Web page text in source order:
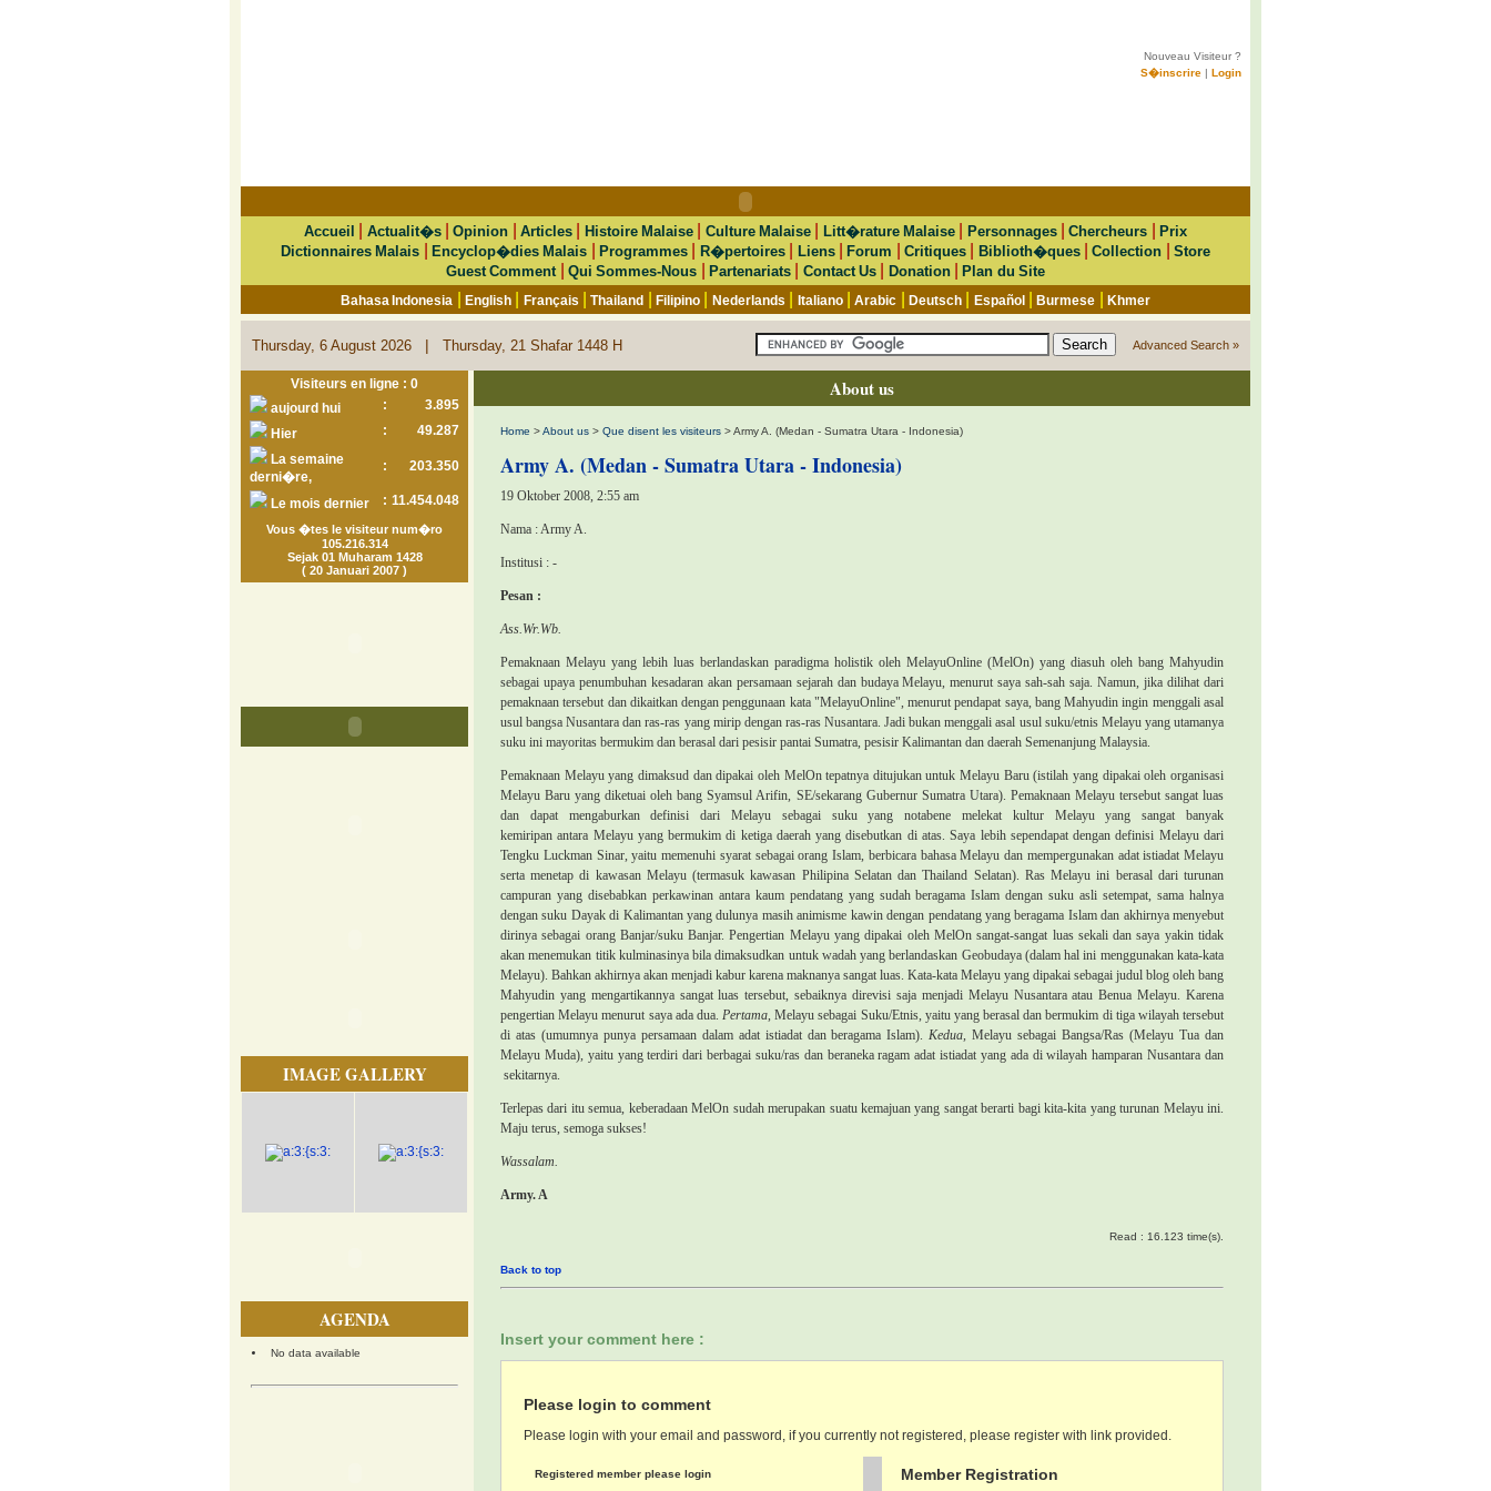
Nouveau Visiteur ?
S�inscrire | Login
Accueil Actualit�s|Opinion Articles| Histoire Malaise| Culture Malaise Litt�rature Malaise Personnages|Chercheurs |Prix
Dictionnaires Malais |Encyclop�dies Malais |Programmes R�pertoires| Liens|Forum Critiques| Biblioth�ques|Collection
Store
Guest Comment
Qui Sommes-Nous Partenariats Contact Us Donation|Plan du Site
Bahasa Indonesia |English Français |Thailand |Filipino Nederlands Italiano|Arabic Deutsch| Español|Burmese Khmer
Thursday, 6 August 2026 | Thursday, 21 Shafar 1448 H Advanced Search »
Visiteurs en ligne : 0
aujourd hui
:
3.895
Hier
:
49.287
La semaine
derni�re,
: 203.350
Le mois dernier : 11.454.048
Vous �tes le visiteur num�ro
105.216.314
Sejak 01 Muharam 1428
( 20 Januari 2007 )
IMAGE GALLERY
AGENDA
No data available
About us
Home >About us > Que disent les visiteurs > Army A. (Medan - Sumatra Utara - Indonesia)
Army A. (Medan - Sumatra Utara - Indonesia)
19 Oktober 2008, 2:55 am
Nama : Army A.
Institusi : -
Pesan :
Ass.Wr.Wb.
Pemaknaan Melayu yang lebih luas berlandaskan paradigma holistik oleh MelayuOnline (MelOn) yang diasuh oleh bang Mahyudin
sebagai upaya penumbuhan kesadaran akan persamaan sejarah dan budaya Melayu, menurut saya sah-sah saja. Namun, jika dilihat dari
pemaknaan tersebut dan dikaitkan dengan penggunaan kata "MelayuOnline", menurut pendapat saya, bang Mahyudin ingin menggali asal
usul bangsa Nusantara dan ras-ras yang mirip dengan ras-ras Nusantara. Jadi bukan menggali asal usul suku/etnis Melayu yang utamanya
suku ini mayoritas bermukim dan berasal dari pesisir pantai Sumatra, pesisir Kalimantan dan daerah Semenanjung Malaysia.
Pemaknaan Melayu yang dimaksud dan dipakai oleh MelOn tepatnya ditujukan untuk Melayu Baru (istilah yang dipakai oleh organisasi
Melayu Baru yang diketuai oleh bang Syamsul Arifin, SE/sekarang Gubernur Sumatra Utara). Pemaknaan Melayu tersebut sangat luas
dan dapat mengaburkan definisi dari Melayu sebagai suku yang notabene melekat kultur Melayu yang sangat banyak
kemiripan antara Melayu yang bermukim di ketiga daerah yang disebutkan di atas. Saya lebih sependapat dengan definisi Melayu dari
Tengku Luckman Sinar, yaitu memenuhi syarat sebagai orang Islam, berbicara bahasa Melayu dan mempergunakan adat istiadat Melayu
serta menetap di kawasan Melayu (termasuk kawasan Philipina Selatan dan Thailand Selatan). Ras Melayu ini berasal dari turunan
campuran yang disebabkan perkawinan antara kaum pendatang yang sudah beragama Islam dengan suku asli setempat, sama halnya
dengan suku Dayak di Kalimantan yang dulunya masih animisme kawin dengan pendatang yang beragama Islam dan akhirnya menyebut
dirinya sebagai orang Banjar/suku Banjar. Pengertian Melayu yang dipakai oleh MelOn sangat-sangat luas sekali dan saya yakin tidak
akan menemukan titik kulminasinya bila dimaksudkan untuk wadah yang berlandaskan Geobudaya (dalam hal ini menggunakan kata-kata
Melayu). Bahkan akhirnya akan menjadi kabur karena maknanya sangat luas. Kata-kata Melayu yang dipakai sebagai judul blog oleh bang
Mahyudin yang mengartikannya sangat luas tersebut, sebaiknya direvisi saja menjadi Melayu Nusantara atau Benua Melayu. Karena
pengertian Melayu menurut saya ada dua. Pertama, Melayu sebagai Suku/Etnis, yaitu yang berasal dan bermukim di tiga wilayah tersebut
di atas (umumnya punya persamaan dalam adat istiadat dan beragama Islam).Kedua, Melayu sebagai Bangsa/Ras (Melayu Tua dan
Melayu Muda), yaitu yang terdiri dari berbagai suku/ras dan beraneka ragam adat istiadat yang ada di wilayah hamparan Nusantara dan
sekitarnya.
Terlepas dari itu semua, keberadaan MelOn sudah merupakan suatu kemajuan yang sangat berarti bagi kita-kita yang turunan Melayu ini.
Maju terus, semoga sukses!
Wassalam.
Army. A
Read : 16.123 time(s).
Back to top
Insert your comment here :
Please login to comment
Please login with your email and password, if you currently not registered, please register with link provided.
Registered member please login Member Registration